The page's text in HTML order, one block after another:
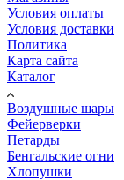
Условия оплаты
Условия доставки
Политика
Карта сайта
Каталог
Воздушные шары
Фейерверки
Петарды
Бенгальские огни
Хлопушки